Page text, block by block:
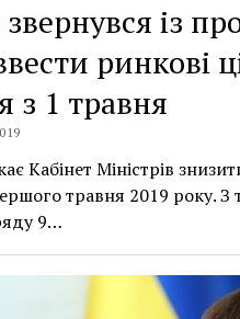
із
ринкові
з 1 травня
Кабінет Міністрів
травня 2019 року.
9…